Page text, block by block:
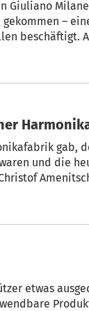
Giuliano
– einem
beschäftigt.
 Auf den Spuren der Bozner
gab,
und die
etwas